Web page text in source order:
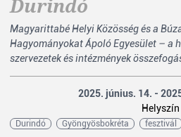
Durindó
Magyarittabé Helyi Közösség és a
Hagyományokat Ápoló Egyesület – a
szervezetek és intézmények
2025. június. 14. -
Helyszín
Durindó Gyöngyösbokréta fesztivál